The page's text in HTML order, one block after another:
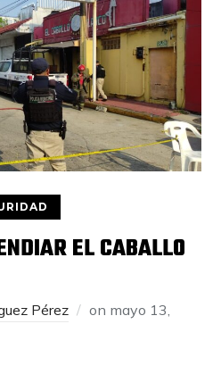
EL CABALLO
Pérez on mayo 13,